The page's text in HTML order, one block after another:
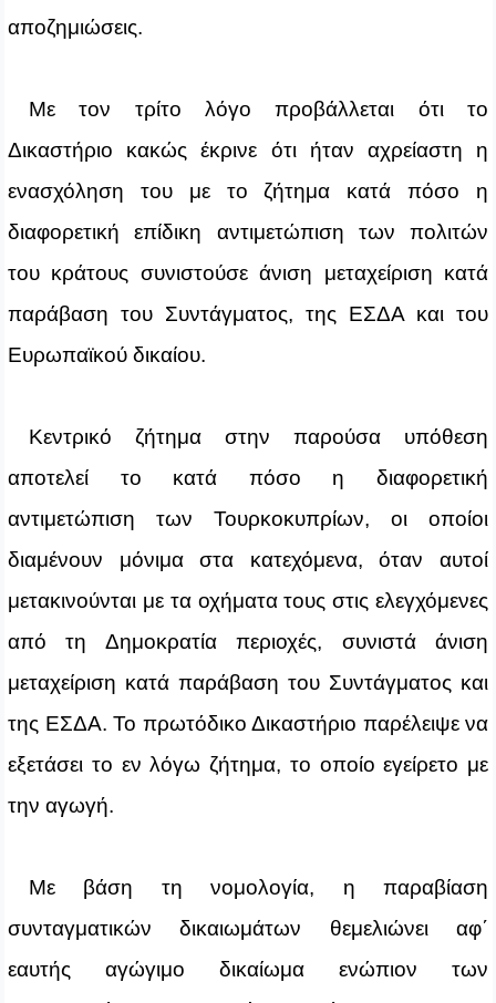
αποζημιώσεις.
Με τον τρίτο λόγο προβάλλεται ότι το
Δικαστήριο κακώς έκρινε ότι ήταν αχρείαστη η
ενασχόληση του με το ζήτημα κατά πόσο η
διαφορετική επίδικη αντιμετώπιση των πολιτών
του κράτους συνιστούσε άνιση μεταχείριση κατά
παράβαση του Συντάγματος, της ΕΣΔΑ και του
Ευρωπαϊκού δικαίου.
Κεντρικό ζήτημα στην παρούσα υπόθεση
αποτελεί το κατά πόσο η διαφορετική
αντιμετώπιση των Τουρκοκυπρίων, οι οποίοι
διαμένουν μόνιμα στα κατεχόμενα, όταν αυτοί
μετακινούνται με τα οχήματα τους στις ελεγχόμενες
από τη Δημοκρατία περιοχές, συνιστά άνιση
μεταχείριση κατά παράβαση του Συντάγματος και
της ΕΣΔΑ. Το πρωτόδικο Δικαστήριο παρέλειψε να
εξετάσει το εν λόγω ζήτημα, το οποίο εγείρετο με
την αγωγή.
Με βάση τη νομολογία, η παραβίαση
συνταγματικών δικαιωμάτων θεμελιώνει αφ΄
εαυτής αγώγιμο δικαίωμα ενώπιον των